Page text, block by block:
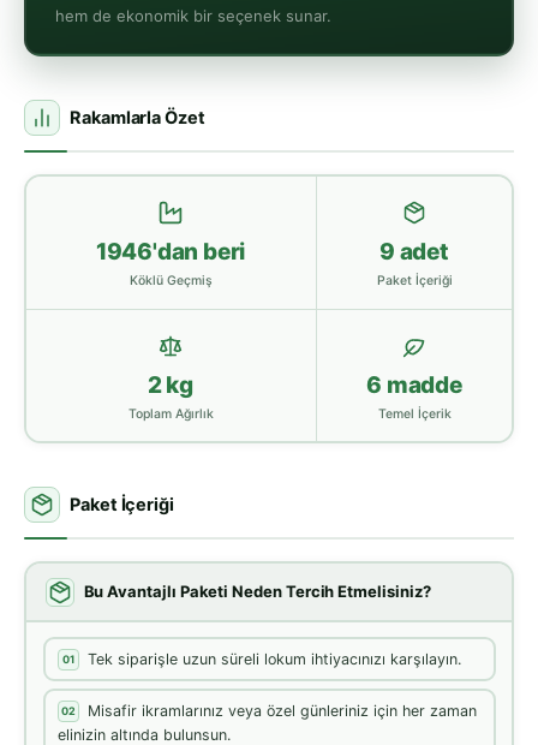
hem de ekonomik bir seçenek sunar.
Rakamlarla Özet
1946'dan beri
Köklü Geçmiş
9 adet
Paket İçeriği
2 kg
Toplam Ağırlık
6 madde
Temel İçerik
Paket İçeriği
Bu Avantajlı Paketi Neden Tercih Etmelisiniz?
01 Tek siparişle uzun süreli lokum ihtiyacınızı karşılayın.
02
Misafir ikramlarınız veya özel günleriniz için her zaman
elinizin altında bulunsun.